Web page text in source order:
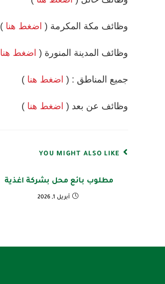
وظائف مكة المكرمة ( اضغط هنا )
وظائف المدينة المنورة ( اضغط هنا
جميع المناطق : ( اضغط هنا )
وظائف عن بعد ( اضغط هنا )
YOU MIGHT ALSO LIKE
مطلوب بائع محل بشركة اغذية
أبريل 1, 2026